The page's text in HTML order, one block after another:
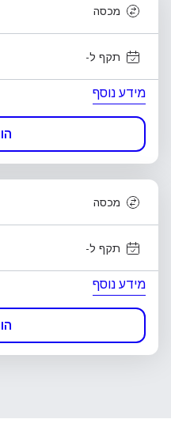
מכסה
תקף ל-
מידע נוסף
מכסה
תקף ל-
מידע נוסף